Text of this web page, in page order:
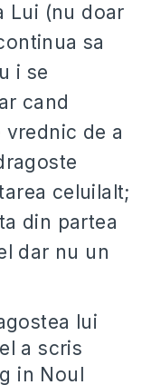
Lui (nu doar
sa
i se
cand
de a
celuilalt;
din partea
dar nu un
lui
a scris
in Noul